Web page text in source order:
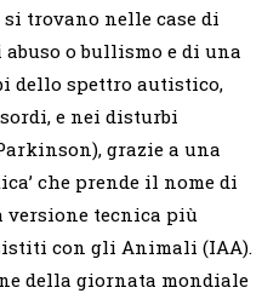
trovano nelle case di
o bullismo e di una
dello spettro autistico,
e nei disturbi
grazie a una
che prende il nome di
versione tecnica più
con gli Animali (IAA).
della giornata mondiale